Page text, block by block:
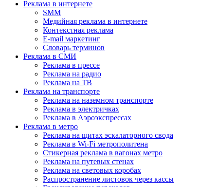
Реклама в интернете
SMM
Медийная реклама в интернете
Контекстная реклама
E-mail маркетинг
Словарь терминов
Реклама в СМИ
Реклама в прессе
Реклама на радио
Реклама на ТВ
Реклама на транспорте
Реклама на наземном транспорте
Реклама в электричках
Реклама в Аэроэкспрессах
Реклама в метро
Реклама на щитах эскалаторного свода
Реклама в Wi-Fi метрополитена
Стикерная реклама в вагонах метро
Реклама на путевых стенах
Реклама на световых коробах
Распространение листовок через кассы